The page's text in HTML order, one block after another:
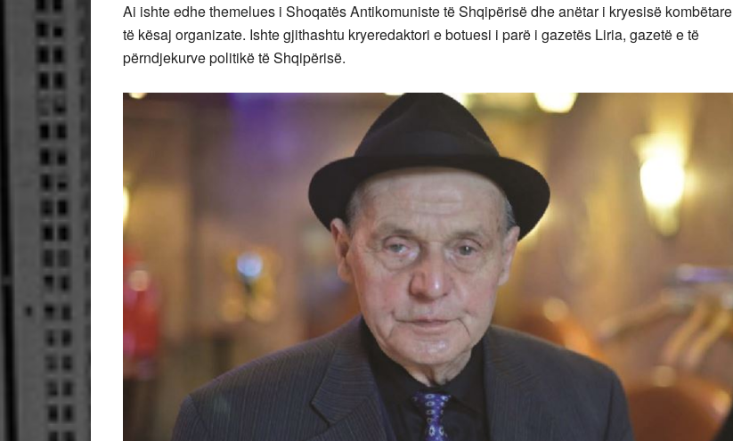
Ai ishte edhe themelues i Shoqatës Antikomuniste të Shqipërisë dhe anëtar i kryesisë kombëtare
të kësaj organizate. Ishte gjithashtu kryeredaktori e botuesi i parë i gazetës Liria, gazetë e të
përndjekurve politikë të Shqipërisë.